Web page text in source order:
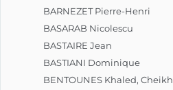
BARNEZET Pierre-Henri
BASARAB Nicolescu
BASTAIRE Jean
BASTIANI Dominique
BENTOUNES Khaled, Cheikh